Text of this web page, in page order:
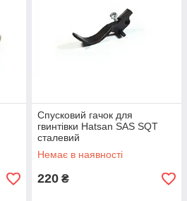
Спусковий гачок для
гвинтівки Hatsan SAS SQT
сталевий
Немає в наявності
220 ₴